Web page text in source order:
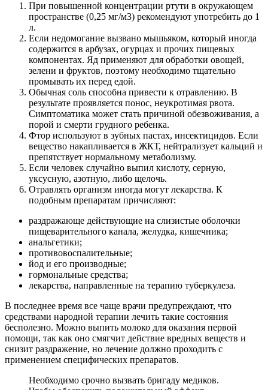
При повышенной концентрации ртути в окружающем
пространстве (0,25 мг/м3) рекомендуют употребить до 1
л.
Если недомогание вызвано мышьяком, который иногда
содержится в арбузах, огурцах и прочих пищевых
компонентах. Яд применяют для обработки овощей,
зелени и фруктов, поэтому необходимо тщательно
промывать их перед едой.
Обычная соль способна привести к отравлению. В
результате проявляется понос, неукротимая рвота.
Симптоматика может стать причиной обезвоживания, а
порой и смерти грудного ребенка.
Фтор используют в зубных пастах, инсектицидов. Если
вещество накапливается в ЖКТ, нейтрализует кальций и
препятствует нормальному метаболизму.
Если человек случайно выпил кислоту, серную,
уксусную, азотную, либо щелочь.
Отравлять организм иногда могут лекарства. К
подобным препаратам причисляют:
раздражающе действующие на слизистые оболочки
пищеварительного канала, желудка, кишечника;
анальгетики;
противовоспалительные;
йод и его производные;
гормональные средства;
лекарства, направленные на терапию туберкулеза.
В последнее время все чаще врачи предупреждают, что
средствами народной терапии лечить такие состояния
бесполезно. Можно выпить молоко для оказания первой
помощи, так как оно смягчит действие вредных веществ и
снизит раздражение, но лечение должно проходить с
применением специфических препаратов.
Необходимо срочно вызвать бригаду медиков.